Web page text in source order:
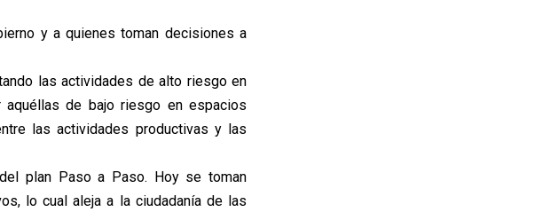
y a quienes toman decisiones a
las actividades de alto riesgo en
de bajo riesgo en espacios
las actividades productivas y las
plan Paso a Paso. Hoy se toman
lo cual aleja a la ciudadanía de las